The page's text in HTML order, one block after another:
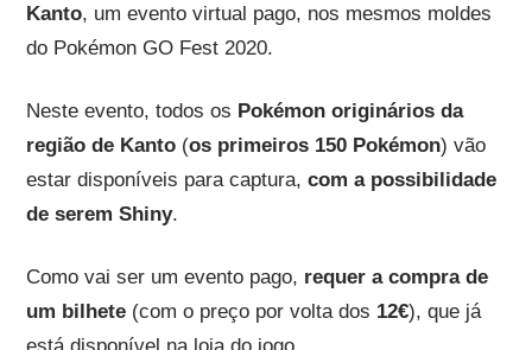
Kanto, um evento virtual pago, nos mesmos moldes
do Pokémon GO Fest 2020.
Neste evento, todos os Pokémon originários da
região de Kanto(os primeiros 150 Pokémon) vão
estar disponíveis para captura, com a possibilidade
de serem Shiny.
Como vai ser um evento pago, requer a compra de
um bilhete(com o preço por volta dos 12€), que já
está disponível na loja do jogo.